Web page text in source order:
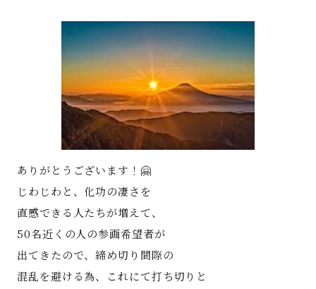
Godo AIAとは
お知らせ
特定商取引法に基づく表記
ありがとうございます！🤗
じわじわと、化功の凄さを
直感できる人たちが増えて、
50名近くの人の参画希望者が
出てきたので、締め切り間際の
混乱を避ける為、これにて打ち切りと